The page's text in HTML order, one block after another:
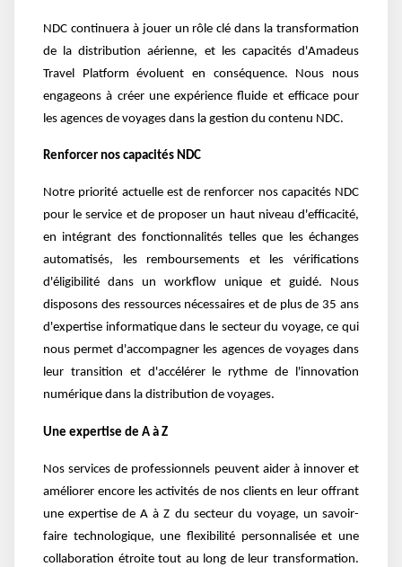
NDC continuera à jouer un rôle clé dans la transformation
de la distribution aérienne, et les capacités d'Amadeus
Travel Platform évoluent en conséquence. Nous nous
engageons à créer une expérience fluide et efficace pour
les agences de voyages dans la gestion du contenu NDC.
Renforcer nos capacités NDC
Notre priorité actuelle est de renforcer nos capacités NDC
pour le service et de proposer un haut niveau d'efficacité,
en intégrant des fonctionnalités telles que les échanges
automatisés, les remboursements et les vérifications
d'éligibilité dans un workflow unique et guidé. Nous
disposons des ressources nécessaires et de plus de 35 ans
d'expertise informatique dans le secteur du voyage, ce qui
nous permet d'accompagner les agences de voyages dans
leur transition et d'accélérer le rythme de l'innovation
numérique dans la distribution de voyages.
Une expertise de A à Z
Nos services de professionnels peuvent aider à innover et
améliorer encore les activités de nos clients en leur offrant
une expertise de A à Z du secteur du voyage, un savoir-
faire technologique, une flexibilité personnalisée et une
collaboration étroite tout au long de leur transformation.